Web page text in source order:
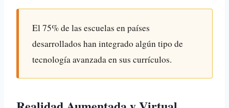
El75%de las escuelas en países
desarrollados han integrado algún tipo de
tecnología avanzada en sus currículos.